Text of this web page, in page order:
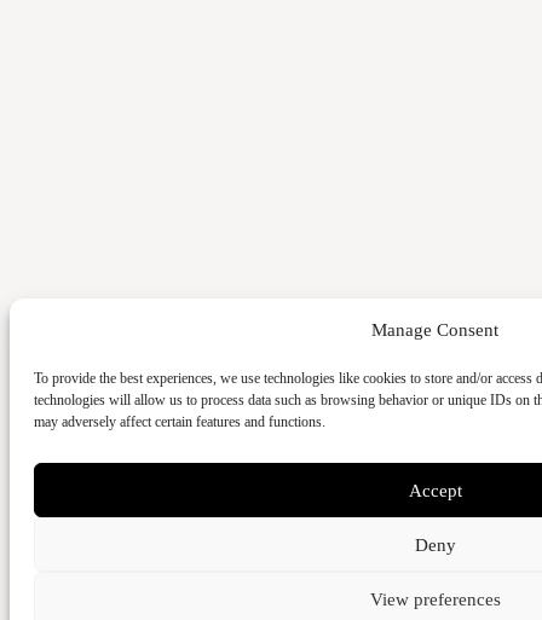
Manage Consent
To provide the best experiences, we use technologies like cookies to store and/or
technologies will allow us to process data such as browsing behavior or unique IDs on
may adversely affect certain features and functions.
Accept
Deny
View preferences